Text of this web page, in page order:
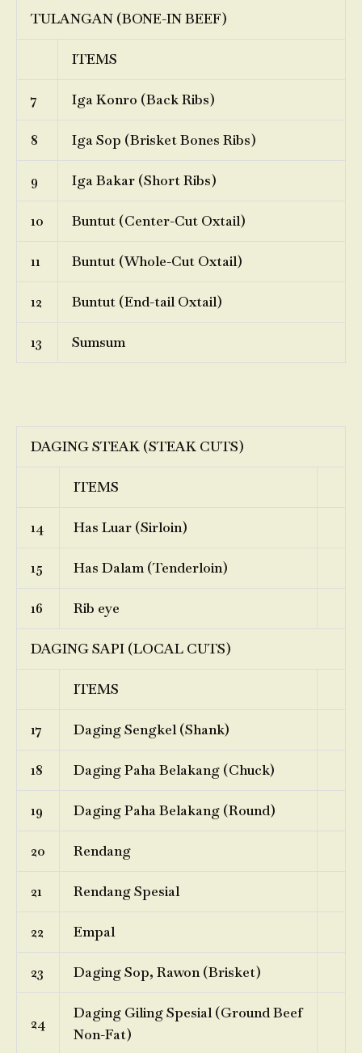
TULANGAN (BONE-IN BEEF)
ITEMS
7 Iga Konro (Back Ribs)
8 Iga Sop (Brisket Bones Ribs)
9 Iga Bakar (Short Ribs)
10 Buntut (Center-Cut Oxtail)
11 Buntut (Whole-Cut Oxtail)
12 Buntut (End-tail Oxtail)
13 Sumsum
DAGING STEAK (STEAK CUTS)
ITEMS
14 Has Luar (Sirloin)
15 Has Dalam (Tenderloin)
16 Rib eye
DAGING SAPI (LOCAL CUTS)
ITEMS
17 Daging Sengkel (Shank)
18 Daging Paha Belakang (Chuck)
19 Daging Paha Belakang (Round)
20 Rendang
21 Rendang Spesial
22 Empal
23 Daging Sop, Rawon (Brisket)
24
Daging Giling Spesial (Ground Beef
Non-Fat)